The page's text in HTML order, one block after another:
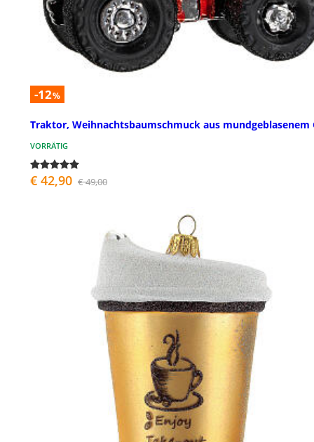
-12%
Traktor, Weihnachtsbaumschmuck aus mundgeblasenem
VORRÄTIG
€ 42,90 € 49,00